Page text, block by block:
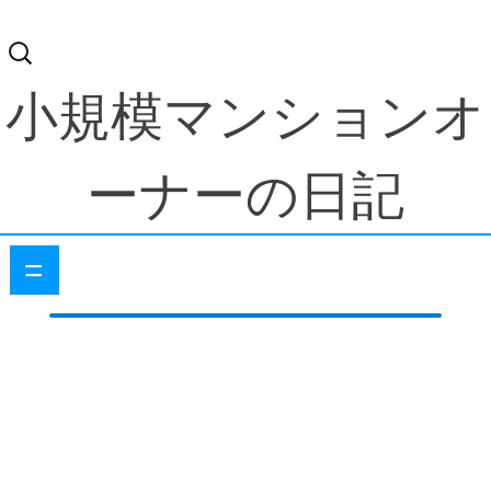
検
索:
小規模マンションオ
ーナーの日記
=